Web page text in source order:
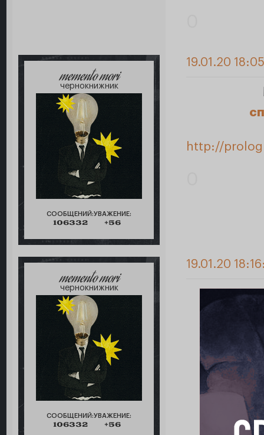
memento mori
чернокнижник
СООБЩЕНИЙ:
106332
УВАЖЕНИЕ:
+56
19.01.20
http://
memento mori
чернокнижник
СООБЩЕНИЙ:
106332
УВАЖЕНИЕ:
+56
19.01.20